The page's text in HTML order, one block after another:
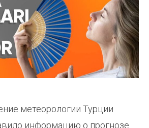
метеорологии Турции
информацию о прогнозе